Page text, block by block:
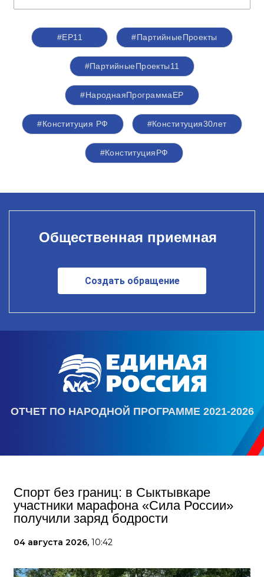
#ЕР11 #ПартийныеПроекты
#ПартийныеПроекты11
#НароднаяПрограммаЕР
#Конституция РФ #Конституция30лет
#КонституцияРФ
Общественная приемная
Создать обращение
ОТЧЕТ ПО НАРОДНОЙ ПРОГРАММЕ 2021-2026
Спорт без границ: в Сыктывкаре
участники марафона «Сила России»
получили заряд бодрости
04 августа 2026, 10:42